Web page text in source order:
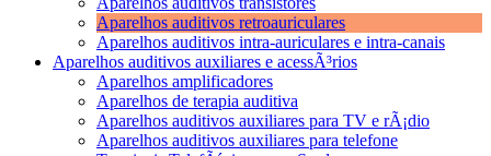
Aparelhos auditivos retroauriculares
Aparelhos auditivos intra-auriculares e intra-canais
Aparelhos auditivos auxiliares e acessÃ³rios
Aparelhos amplificadores
Aparelhos de terapia auditiva
Aparelhos auditivos auxiliares para TV e rÃ¡dio
Aparelhos auditivos auxiliares para telefone